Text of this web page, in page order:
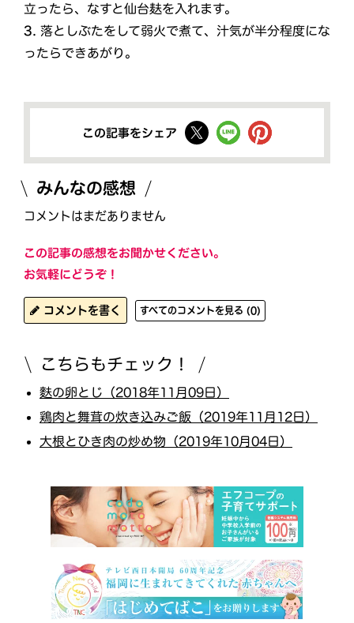
立ったら、なすと仙台麸を入れます。
3. 落としぶたをして弱火で煮て、汁気が半分程度にな
ったらできあがり。
この記事をシェア
みんなの感想
コメントはまだありません
この記事の感想をお聞かせください。
お気軽にどうぞ！
コメントを書く すべてのコメントを見る (0)
こちらもチェック！
麩の卵とじ（2018年11月09日）
鶏肉と舞茸の炊き込みご飯（2019年11月12日）
大根とひき肉の炒め物（2019年10月04日）